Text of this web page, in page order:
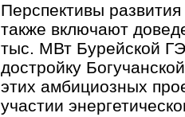
Перспективы развития
также включают
тыс. МВт Бурейской
достройку
этих амбициозных
участии